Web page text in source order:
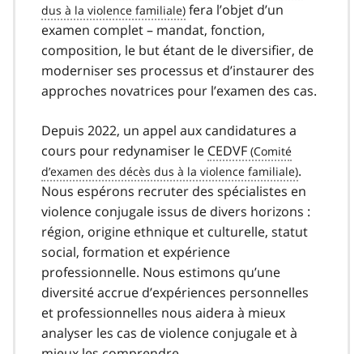
fera l’objet d’un
examen complet – mandat, fonction,
composition, le but étant de le diversifier, de
moderniser ses processus et d’instaurer des
approches novatrices pour l’examen des cas.
Depuis 2022, un appel aux candidatures a
cours pour redynamiser le CEDVF
.
Nous espérons recruter des spécialistes en
violence conjugale issus de divers horizons :
région, origine ethnique et culturelle, statut
social, formation et expérience
professionnelle. Nous estimons qu’une
diversité accrue d’expériences personnelles
et professionnelles nous aidera à mieux
analyser les cas de violence conjugale et à